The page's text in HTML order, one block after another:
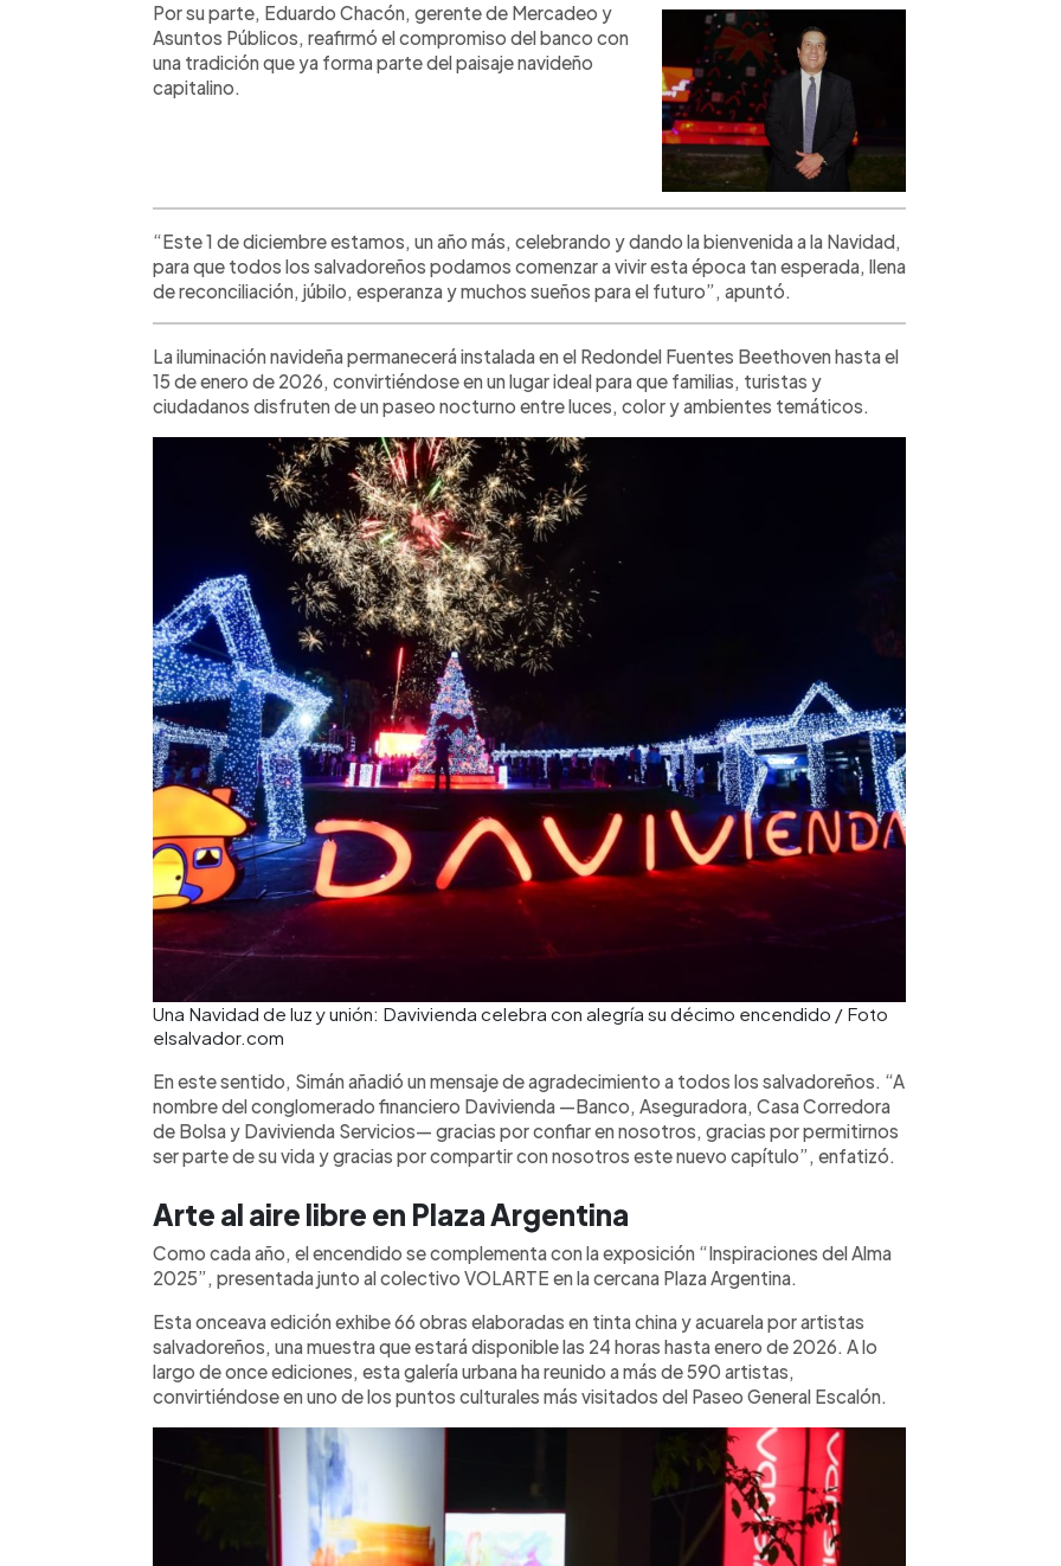
Por su parte, Eduardo Chacón, gerente de Mercadeo y
Asuntos Públicos, reafirmó el compromiso del banco con
una tradición que ya forma parte del paisaje navideño
capitalino.
“Este 1 de diciembre estamos, un año más, celebrando y dando la bienvenida a la Navidad,
para que todos los salvadoreños podamos comenzar a vivir esta época tan esperada, llena
de reconciliación, júbilo, esperanza y muchos sueños para el futuro”, apuntó.
La iluminación navideña permanecerá instalada en el Redondel Fuentes Beethoven hasta el
15 de enero de 2026, convirtiéndose en un lugar ideal para que familias, turistas y
ciudadanos disfruten de un paseo nocturno entre luces, color y ambientes temáticos.
Una Navidad de luz y unión: Davivienda celebra con alegría su décimo encendido / Foto
elsalvador.com
En este sentido, Simán añadió un mensaje de agradecimiento a todos los salvadoreños. “A
nombre del conglomerado financiero Davivienda —Banco, Aseguradora, Casa Corredora
de Bolsa y Davivienda Servicios— gracias por confiar en nosotros, gracias por permitirnos
ser parte de su vida y gracias por compartir con nosotros este nuevo capítulo”, enfatizó.
Arte al aire libre en Plaza Argentina
Como cada año, el encendido se complementa con la exposición “Inspiraciones del Alma
2025”, presentada junto al colectivo VOLARTE en la cercana Plaza Argentina.
Esta onceava edición exhibe 66 obras elaboradas en tinta china y acuarela por artistas
salvadoreños, una muestra que estará disponible las 24 horas hasta enero de 2026. A lo
largo de once ediciones, esta galería urbana ha reunido a más de 590 artistas,
convirtiéndose en uno de los puntos culturales más visitados del Paseo General Escalón.